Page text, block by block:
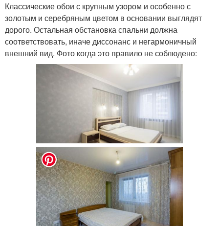
Классические обои с крупным узором и особенно с
золотым и серебряным цветом в основании выглядят
дорого. Остальная обстановка спальни должна
соответствовать, иначе диссонанс и негармоничный
внешний вид. Фото когда это правило не соблюдено: